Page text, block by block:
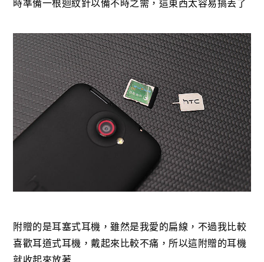
時準備一根迴紋針以備不時之需，這東西太容易搞丟了
附贈的是耳塞式耳機，雖然是我愛的扁線，不過我比較
喜歡耳道式耳機，戴起來比較不痛，所以這附贈的耳機
就收起來放著